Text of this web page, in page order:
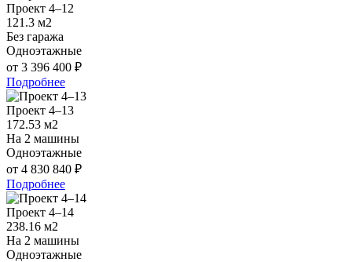
Проект 4–12
121.3 м2
Без гаража
Одноэтажные
от 3 396 400 ₽
Подробнее
Проект 4–13
172.53 м2
На 2 машины
Одноэтажные
от 4 830 840 ₽
Подробнее
Проект 4–14
238.16 м2
На 2 машины
Одноэтажные